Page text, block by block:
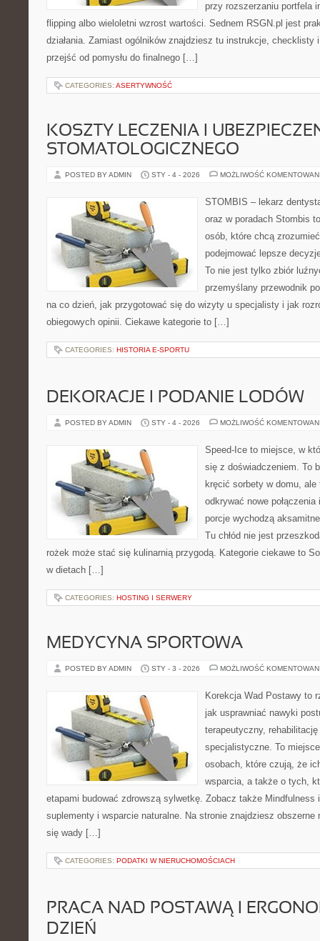
przy rozszerzaniu portfela
flipping albo wieloletni wzrost wartości. Sednem RSGN.pl jest
działania. Zamiast ogólników znajdziesz tu instrukcje, checklisty
przejść od pomysłu do finalnego […]
CATEGORIES: ASERTYWNOŚĆ
KOSZTY LECZENIA I
STOMATOLOGICZNEGO
POSTED BY ADMIN STY - 4 - 2026 MOŻLIWOŚĆ
STOMBIS – lekarz
oraz w poradach Stombis
osób, które chcą
podejmować lepsze
To nie jest tylko zbiór
przemyślany przewodnik
na co dzień, jak przygotować się do wizyty u specjalisty i jak
obiegowych opinii. Ciekawe kategorie to […]
CATEGORIES: HISTORIA E-SPORTU
DEKORACJE I PODANIE LODÓW
POSTED BY ADMIN STY - 4 - 2026 MOŻLIWOŚĆ
Speed-Ice to miejsce, w
się z doświadczeniem. To
kręcić sorbety w domu,
odkrywać nowe
porcje wychodzą
Tu chłód nie jest
rożek może stać się kulinarnią przygodą. Kategorie ciekawe to
w dietach […]
CATEGORIES: HOSTING I SERWERY
MEDYCYNA SPORTOWA
POSTED BY ADMIN STY - 3 - 2026 MOŻLIWOŚĆ
Korekcja Wad Postawy to
jak usprawniać nawyki
terapeutyczny,
specjalistyczne. To
osobach, które czują, że
wsparcia, a także o tych,
etapami budować zdrowszą sylwetkę. Zobacz także Mindfulness
suplementy i wsparcie naturalne. Na stronie znajdziesz obszerne
się wady […]
CATEGORIES: PODATKI W NIERUCHOMOŚCIACH
PRACA NAD POSTAWĄ I
DZIEŃ